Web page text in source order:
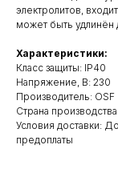
электролитов,
может быть удлинён
Характеристики:
Класс защиты: IP40
Напряжение, В: 230
Производитель: OSF
Cтрана
Условия доставки:
предоплаты